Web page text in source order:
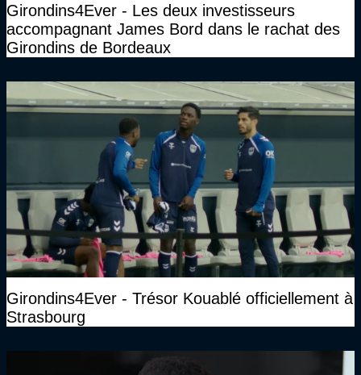
Girondins4Ever - Les deux investisseurs
accompagnant James Bord dans le rachat des
Girondins de Bordeaux
Girondins4Ever - Trésor Kouablé officiellement à
Strasbourg